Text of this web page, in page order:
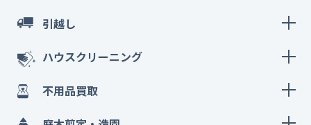
引越し
ハウスクリーニング
不用品買取